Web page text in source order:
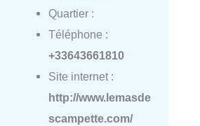
Quartier :
Téléphone :
+33643661810
Site internet :
http://www.lemasde
scampette.com/